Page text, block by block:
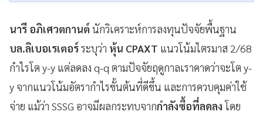
นารี อภิเศวตกานต์ นักวิเคราะห์การลงทุนปัจจัยพื้นฐาน
บล.ลิเบอเรเตอร์ระบุว่า หุ้น CPAXT แนวโน้มไตรมาส 2/68
กำไรโต y-y แต่ลดลง q-q ตามปัจจัยฤดูกาลเราคาดว่าจะโต y-
y จากแนวโน้มอัตรากำไรขั้นต้นที่ดีขึ้น และการควบคุมค่าใช้
จ่าย แม้ว่า SSSG อาจมีผลกระทบจากกำลังซื้อที่ลดลงโดย